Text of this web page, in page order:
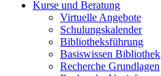
Kurse und Beratung
Virtuelle Angebote
Schulungskalender
Bibliotheksführung
Basiswissen Bibliothek
Recherche Grundlagen